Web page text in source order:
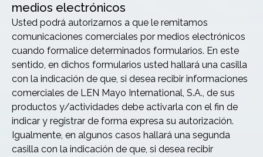
medios electrónicos
Usted podrá autorizarnos a que le remitamos
comunicaciones comerciales por medios electrónicos
cuando formalice determinados formularios. En este
sentido, en dichos formularios usted hallará una casilla
con la indicación de que, si desea recibir informaciones
comerciales de LEN Mayo International, S.A., de sus
productos y/actividades debe activarla con el fin de
indicar y registrar de forma expresa su autorización.
Igualmente, en algunos casos hallará una segunda
casilla con la indicación de que, si desea recibir